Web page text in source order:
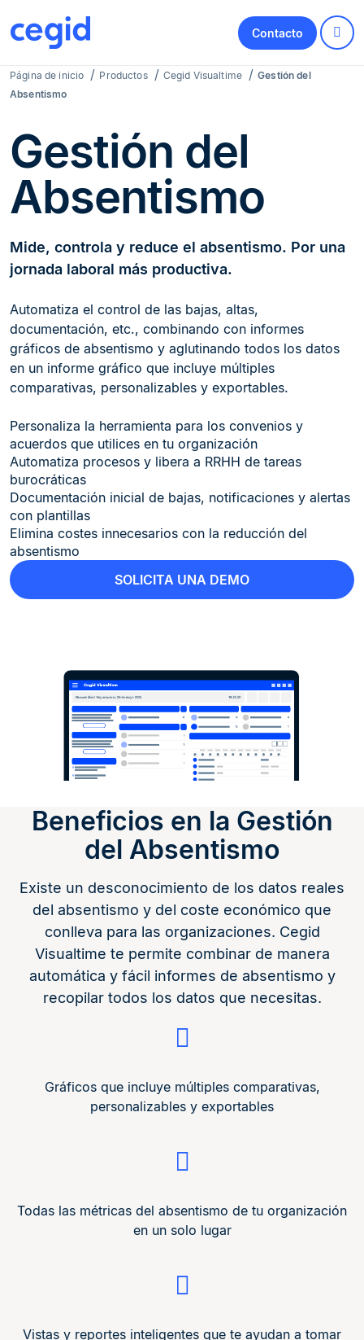
Contacto
Página de inicio Productos Cegid Visualtime
Gestión del
Absentismo
Gestión del
Absentismo
Mide, controla y reduce el absentismo. Por una
jornada laboral más productiva.
Automatiza el control de las bajas, altas,
documentación, etc., combinando con informes
gráficos de absentismo y aglutinando todos los datos
en un informe gráfico que incluye múltiples
comparativas, personalizables y exportables.
Personaliza la herramienta para los convenios y
acuerdos que utilices en tu organización
Automatiza procesos y libera a RRHH de tareas
burocráticas
Documentación inicial de bajas, notificaciones y alertas
con plantillas
Elimina costes innecesarios con la reducción del
absentismo
SOLICITA UNA DEMO
Beneficios en la Gestión
del Absentismo
Existe un desconocimiento de los datos reales
del absentismo y del coste económico que
conlleva para las organizaciones. Cegid
Visualtime te permite combinar de manera
automática y fácil informes de absentismo y
recopilar todos los datos que necesitas.
Gráficos que incluye múltiples comparativas,
personalizables y exportables
Todas las métricas del absentismo de tu organización
en un solo lugar
Vistas y reportes inteligentes que te ayudan a tomar